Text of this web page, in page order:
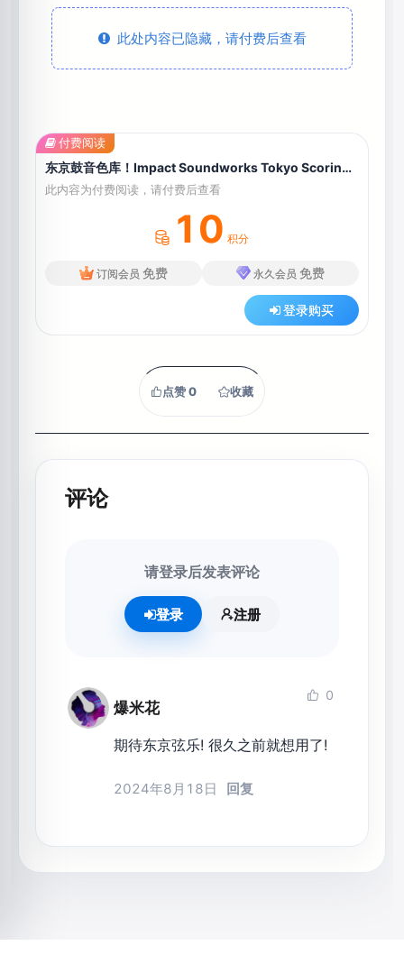
此处内容已隐藏，请付费后查看
东京鼓音色库！Impact Soundworks Tokyo Scoring Drum Kits
此内容为付费阅读，请付费后查看
10 积分
订阅会员 免费 永久会员 免费
登录购买
付费阅读
点赞0 收藏
评论
请登录后发表评论
登录 注册
爆米花
0
期待东京弦乐! 很久之前就想用了!
2024年8月18日 回复